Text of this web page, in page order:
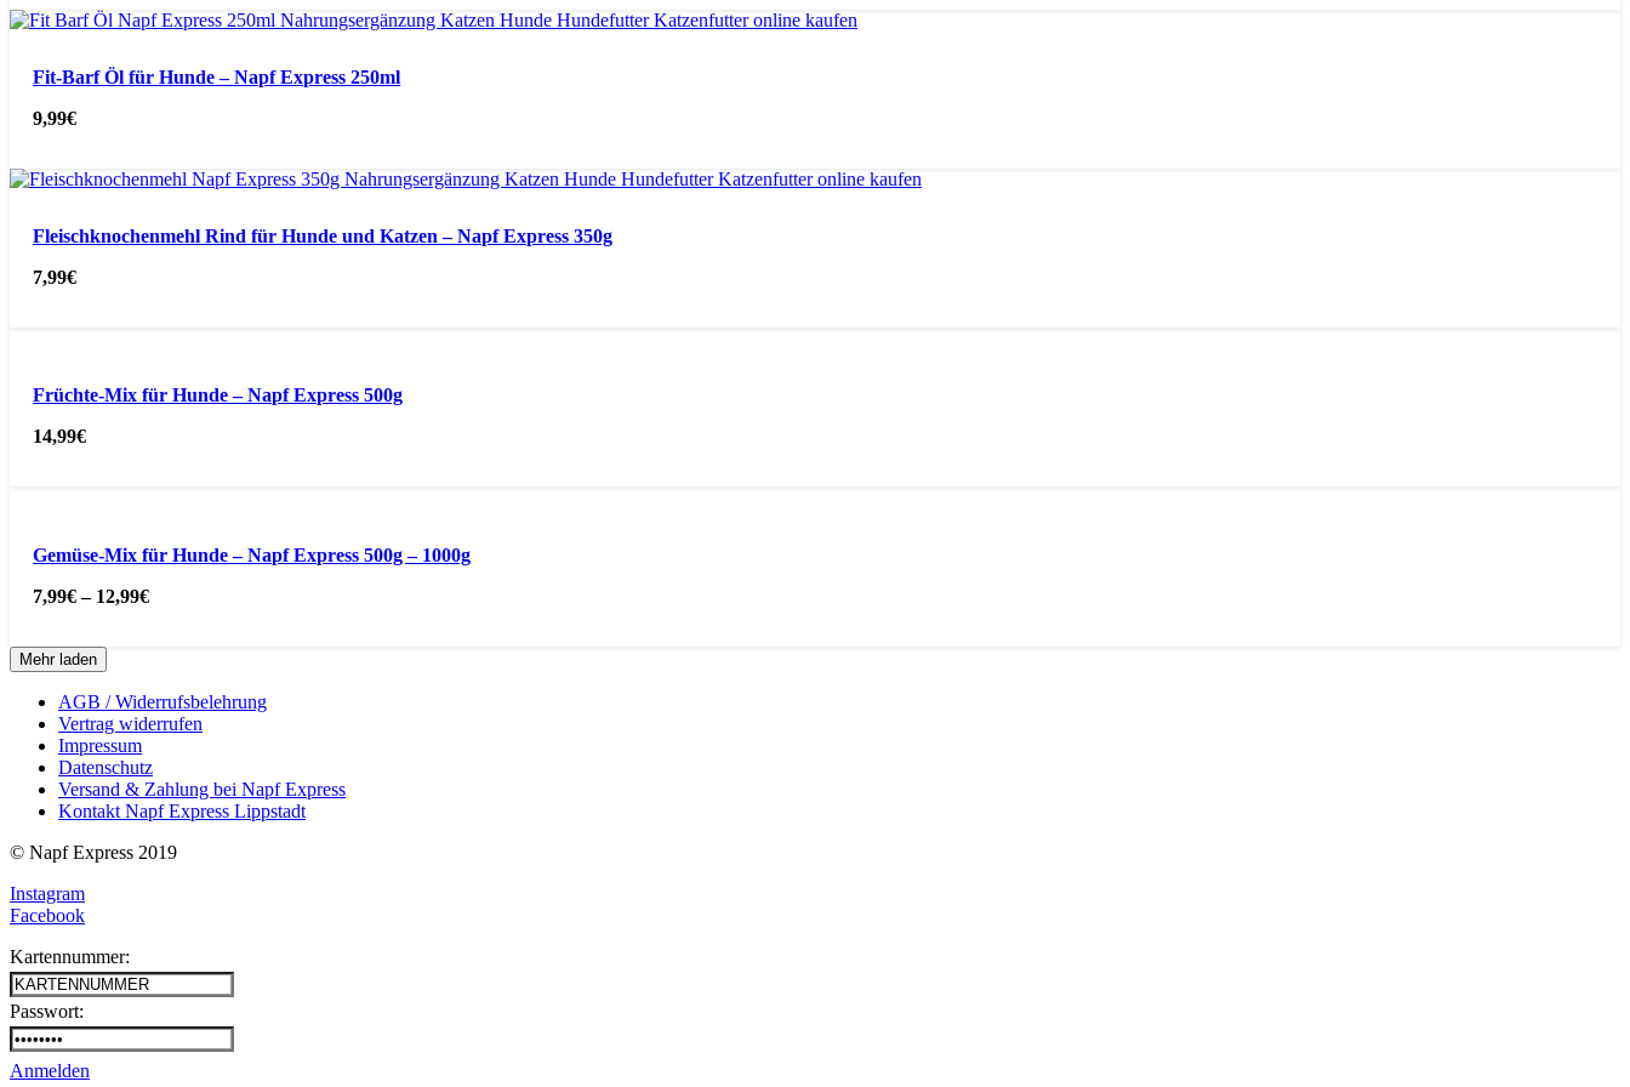
Fit-Barf Öl für Hunde – Napf Express 250ml
9,99€
Fleischknochenmehl Rind für Hunde und Katzen – Napf Express 350g
7,99€
Früchte-Mix für Hunde – Napf Express 500g
14,99€
Gemüse-Mix für Hunde – Napf Express 500g – 1000g
7,99€– 12,99€
Mehr laden
AGB / Widerrufsbelehrung
Vertrag widerrufen
Impressum
Datenschutz
Versand & Zahlung bei Napf Express
Kontakt Napf Express Lippstadt
© Napf Express 2019
Instagram
Facebook
Kartennummer:
Passwort:
Anmelden